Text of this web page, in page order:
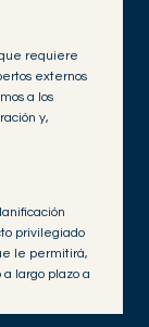
requiere
externos
a los
y,
privilegiado
le permitirá,
largo plazo a